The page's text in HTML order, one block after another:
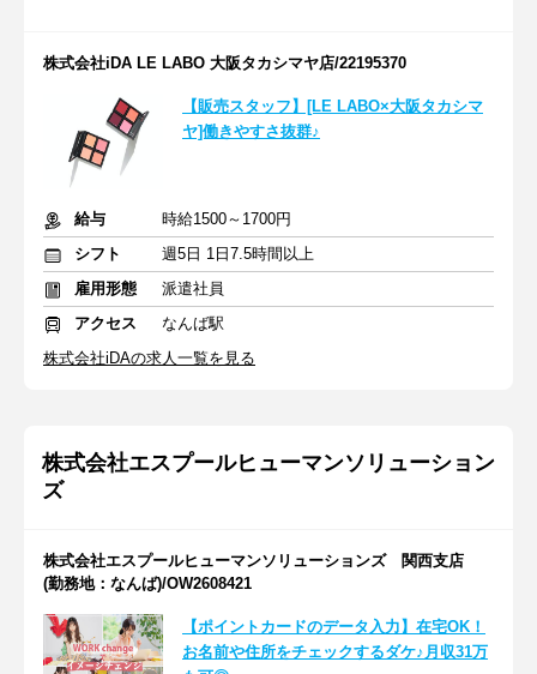
株式会社iDA LE LABO 大阪タカシマヤ店/22195370
【販売スタッフ】[LE LABO×大阪タカシマ
ヤ]働きやすさ抜群♪
給与
時給1500～1700円
シフト
週5日 1日7.5時間以上
雇用形態
派遣社員
アクセス
なんば駅
株式会社iDAの求人一覧を見る
株式会社エスプールヒューマンソリューション
ズ
株式会社エスプールヒューマンソリューションズ 関西支店
(勤務地：なんば)/OW2608421
【ポイントカードのデータ入力】在宅OK！
お名前や住所をチェックするダケ♪月収31万